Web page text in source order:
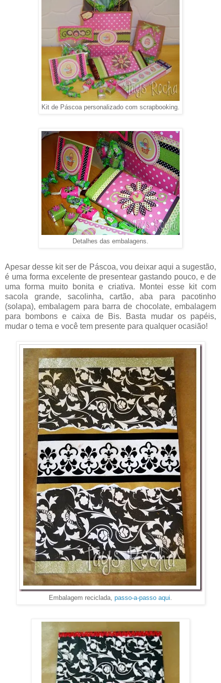
Kit de Páscoa personalizado com scrapbooking.
Detalhes das embalagens.
Apesar desse kit ser de Páscoa, vou deixar aqui a sugestão,
é uma forma excelente de presentear gastando pouco, e de
uma forma muito bonita e criativa. Montei esse kit com
sacola grande, sacolinha, cartão, aba para pacotinho
(solapa), embalagem para barra de chocolate, embalagem
para bombons e caixa de Bis. Basta mudar os papéis,
mudar o tema e você tem presente para qualquer ocasião!
Embalagem reciclada, passo-a-passo aqui.